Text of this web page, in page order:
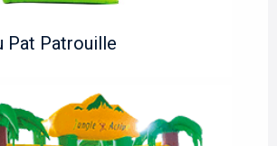
Pat Patrouille